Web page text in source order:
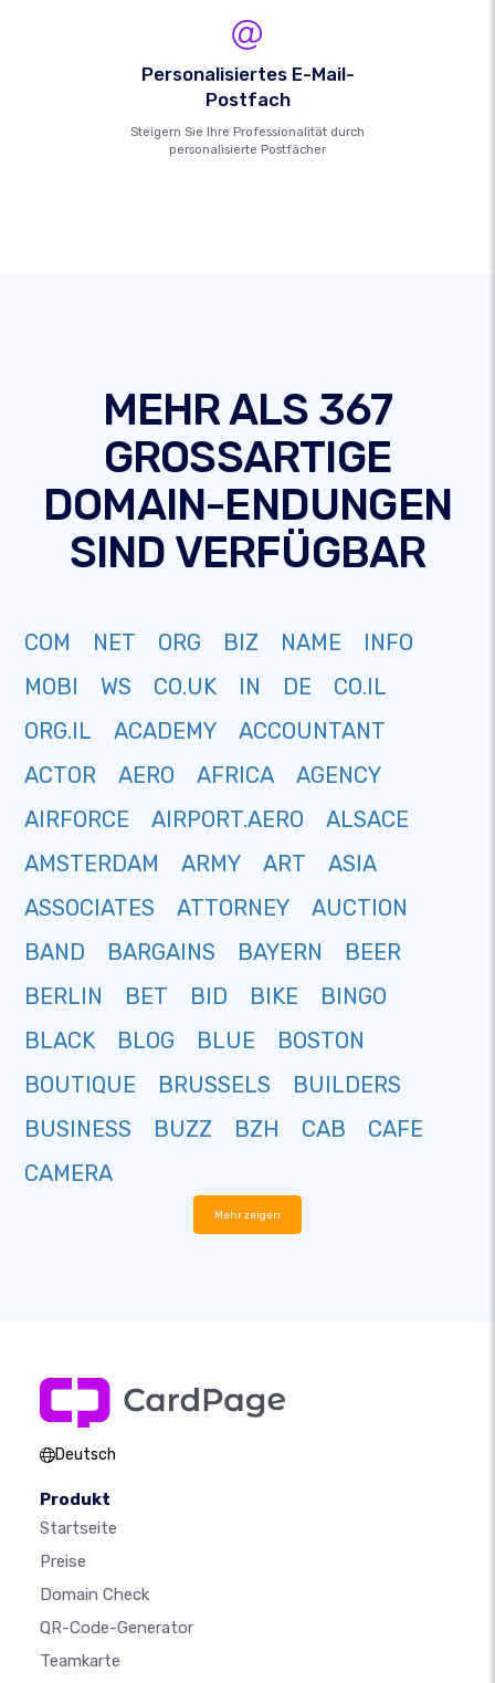
Personalisiertes E-Mail-
Postfach
Steigern Sie Ihre Professionalität durch
personalisierte Postfächer
MEHR ALS 367
GROSSARTIGE
DOMAIN-ENDUNGEN
SIND VERFÜGBAR
COM NET ORG BIZ NAME
INFO
MOBI
WS CO.UK IN DE
CO.IL
ORG.IL
ACADEMY
ACCOUNTANT
ACTOR
AERO AFRICA
AGENCY
AIRFORCE
AIRPORT.AERO
ALSACE
AMSTERDAM
ARMY ART
ASIA
ASSOCIATES
ATTORNEY
AUCTION
BAND
BARGAINS BAYERN
BEER
BERLIN
BET BID BIKE
BINGO
BLACK
BLOG BLUE
BOSTON
BOUTIQUE
BRUSSELS
BUILDERS
BUSINESS
BUZZ BZH CAB
CAFE
CAMERA
Mehr zeigen
Deutsch
Produkt
Startseite
Preise
Domain Check
QR-Code-Generator
Teamkarte